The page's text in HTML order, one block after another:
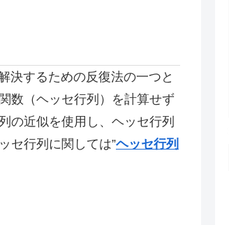
決するための反復法の一つと
数（ヘッセ行列）を計算せず
の近似を使用し、ヘッセ行列
セ行列に関しては”ヘッセ行列